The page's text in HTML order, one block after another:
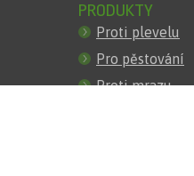
PRODUKTY
Proti plevelu
Pro pěstování
Proti mrazu